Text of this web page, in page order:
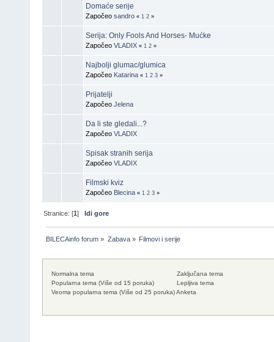
Domaće serije
Započeo sandro « 1 2 »
Serija: Only Fools And Horses- Mućke
Započeo VLADIX « 1 2 »
Najbolji glumac/glumica
Započeo Katarina « 1 2 3 »
Prijatelji
Započeo Jelena
Da li ste gledali...?
Započeo VLADIX
Spisak stranih serija
Započeo VLADIX
Filmski kviz
Započeo Blecina « 1 2 3 »
Stranice: [1]Idi gore
BILECAinfo forum » Zabava» Filmovi i serije
Normalna tema
Popularna tema (Više od 15 poruka)
Veoma popularna tema (Više od 25 poruka)
Zaključana tema
Lepljiva tema
Anketa